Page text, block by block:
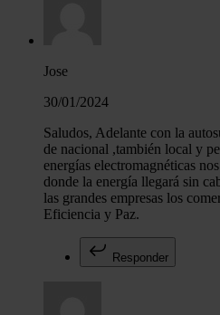
Jose
30/01/2024
Saludos, Adelante con la
de nacional ,también local y
energías electromagnéticas
donde la energía llegará sin
las grandes empresas los
Eficiencia y Paz.
Responder